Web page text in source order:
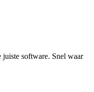
software. Snel waar